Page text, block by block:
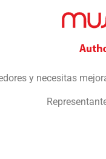
y necesitas